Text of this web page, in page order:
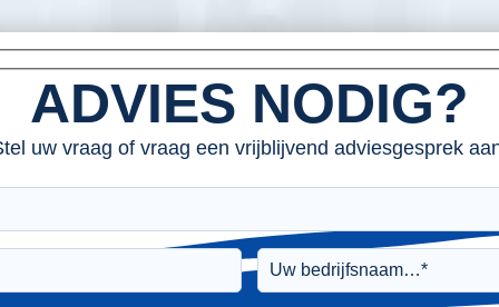
ADVIES NODIG?
uw vraag of vraag een vrijblijvend adviesgesprek